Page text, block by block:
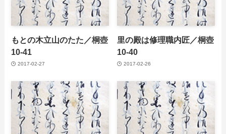
もとの木立山のたた／桐壺
10-41
2017-02-27
里の殿は修理職内匠／桐壺
10-40
2017-02-26